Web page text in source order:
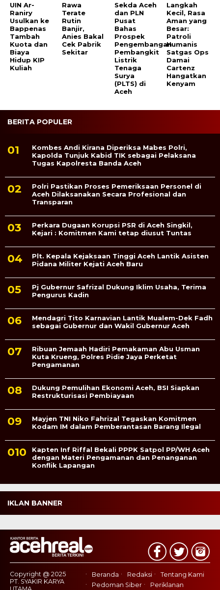
UIN Ar-
Raniry
Usulkan ke
Bappenas
Tambah
Kuota dan
Biaya
Hidup KIP
Kuliah
Rawa
Terate
Rutin
Banjir,
Anies Bakal
Cek Pabrik
Sekitar
Sekda Aceh
dan PLN
Pusat
Bahas
Prospek
Pengembangan
Pembangkit
Listrik
Tenaga
Surya
(PLTS) di
Aceh
Langkah
Kecil, Rasa
Aman yang
Besar:
Patroli
Humanis
Satgas Ops
Damai
Cartenz
Hangatkan
Kenyam
BERITA POPULER
Kombes Andi Kirana Diperiksa Mabes Polri,
Kapolda Tunjuk Kabid TIK sebagai Pelaksana
Tugas Kapolresta Banda Aceh
Polri Pastikan Proses Pemeriksaan Personel di
Aceh Dilaksanakan Secara Profesional dan
Transparan
Perkara Dugaan Korupsi PSR di Aceh Singkil,
Kejari : Komitmen Kami tetap diusut Tuntas
Plt. Kepala Kejaksaan Tinggi Aceh Lantik Asisten
Pidana Militer Kejati Aceh Baru
Pj Gubernur Safrizal Dukung Iklim Usaha, Terima
Pengurus Kadin
Mendagri Tito Karnavian Lantik Mualem-Dek Fadh
sebagai Gubernur dan Wakil Gubernur Aceh
Ribuan Jemaah Hadiri Pemakaman Abu Usman
Kuta Krueng, Polres Pidie Jaya Perketat
Pengamanan
Dukung Pemulihan Ekonomi Aceh, BSI Siapkan
Restrukturisasi Pembiayaan
Mayjen TNI Niko Fahrizal Tegaskan Komitmen
Kodam IM dalam Pemberantasan Barang Ilegal
Kapten Inf Riffal Bekali PPPK Satpol PP/WH Aceh
dengan Materi Pengamanan dan Penanganan
Konflik Lapangan
IKLAN BANNER
Copyright @ 2025
PT. SYAKIR KARYA
Beranda Redaksi
Tentang Kami
Pedoman Siber
Periklanan